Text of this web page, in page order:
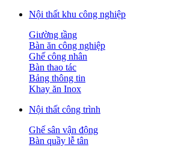
Nội thất khu công nghiệp
Giường tầng
Bàn ăn công nghiệp
Ghế công nhân
Bàn thao tác
Bảng thông tin
Khay ăn Inox
Nội thất công trình
Ghế sân vận động
Bàn quầy lễ tân